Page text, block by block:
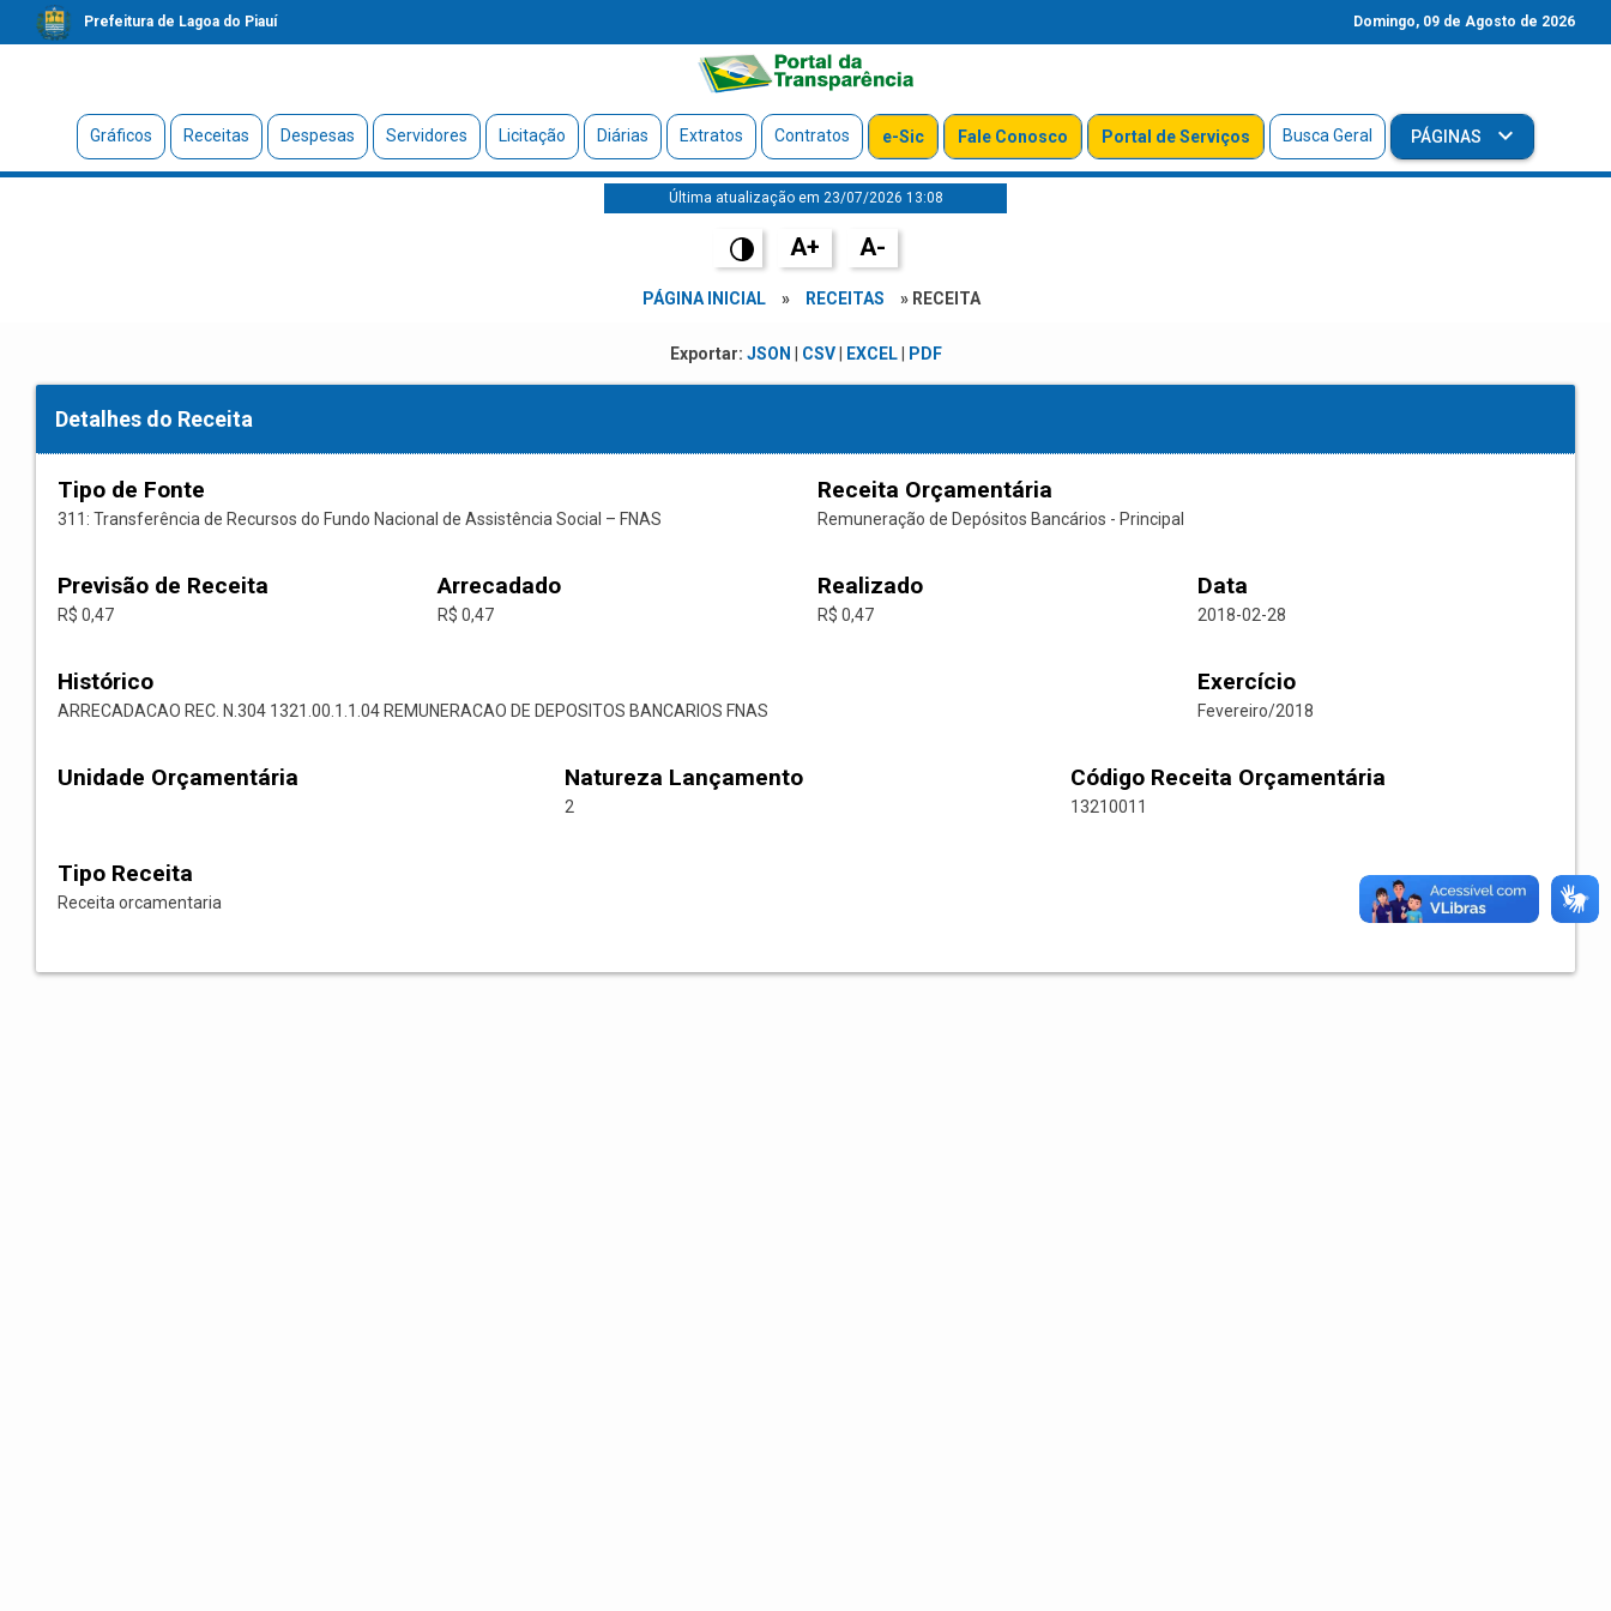
Prefeitura de Lagoa do Piauí Domingo, 09 de Agosto de 2026
Gráficos Receitas Despesas Servidores Licitação Diárias Extratos Contratos e-Sic Fale Conosco Portal de Serviços Busca Geral PÁGINAS
Última atualização em 23/07/2026 13:08
A+ A-
PÁGINA INICIAL » RECEITAS » RECEITA
Exportar: JSON CSV| EXCEL| PDF
Detalhes do Receita
Tipo de Fonte
311: Transferência de Recursos do Fundo Nacional de Assistência Social – FNAS
Receita Orçamentária
Remuneração de Depósitos Bancários - Principal
Previsão de Receita
R$ 0,47
Arrecadado
R$ 0,47
Realizado
R$ 0,47
Data
2018-02-28
Histórico
ARRECADACAO REC. N.304 1321.00.1.1.04 REMUNERACAO DE DEPOSITOS BANCARIOS FNAS
Exercício
Fevereiro/2018
Unidade Orçamentária Natureza Lançamento
2
Código Receita Orçamentária
13210011
Tipo Receita
Receita orcamentaria